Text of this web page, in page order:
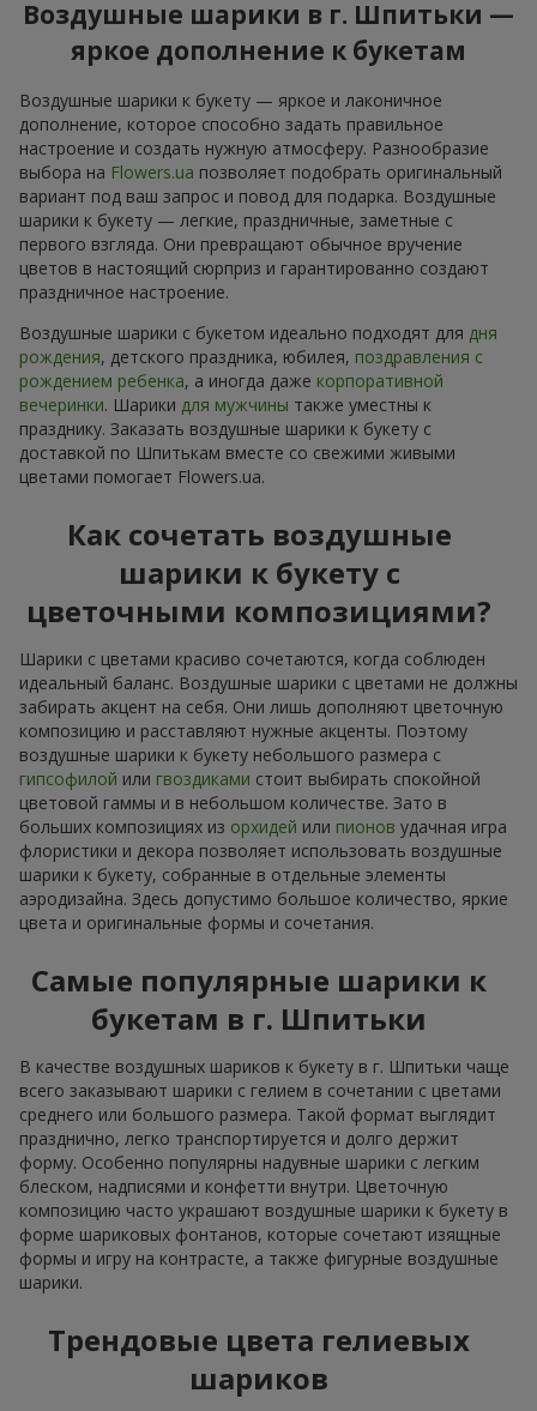
Воздушные шарики в г. Шпитьки —
яркое дополнение к букетам
Воздушные шарики к букету — яркое и лаконичное
дополнение, которое способно задать правильное
настроение и создать нужную атмосферу. Разнообразие
выбора на Flowers.ua позволяет подобрать оригинальный
вариант под ваш запрос и повод для подарка. Воздушные
шарики к букету — легкие, праздничные, заметные с
первого взгляда. Они превращают обычное вручение
цветов в настоящий сюрприз и гарантированно создают
праздничное настроение.
Воздушные шарики с букетом идеально подходят для дня
рождения, детского праздника, юбилея, поздравления с
рождением ребенка, а иногда даже корпоративной
вечеринки. Шарики для мужчины также уместны к
празднику. Заказать воздушные шарики к букету с
доставкой по Шпитькам вместе со свежими живыми
цветами помогает Flowers.ua.
Как сочетать воздушные
шарики к букету с
цветочными композициями?
Шарики с цветами красиво сочетаются, когда соблюден
идеальный баланс. Воздушные шарики с цветами не должны
забирать акцент на себя. Они лишь дополняют цветочную
композицию и расставляют нужные акценты. Поэтому
воздушные шарики к букету небольшого размера с
гипсофилой или гвоздиками стоит выбирать спокойной
цветовой гаммы и в небольшом количестве. Зато в
больших композициях из орхидей или пионов удачная игра
флористики и декора позволяет использовать воздушные
шарики к букету, собранные в отдельные элементы
аэродизайна. Здесь допустимо большое количество, яркие
цвета и оригинальные формы и сочетания.
Самые популярные шарики к
букетам в г. Шпитьки
В качестве воздушных шариков к букету в г. Шпитьки чаще
всего заказывают шарики с гелием в сочетании с цветами
среднего или большого размера. Такой формат выглядит
празднично, легко транспортируется и долго держит
форму. Особенно популярны надувные шарики с легким
блеском, надписями и конфетти внутри. Цветочную
композицию часто украшают воздушные шарики к букету в
форме шариковых фонтанов, которые сочетают изящные
формы и игру на контрасте, а также фигурные воздушные
шарики.
Трендовые цвета гелиевых
шариков